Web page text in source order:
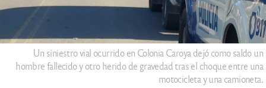
Un siniestro vial ocurrido en Colonia Caroya dejó como saldo un
hombre fallecido y otro herido de gravedad tras el choque entre una
motocicleta y una camioneta.